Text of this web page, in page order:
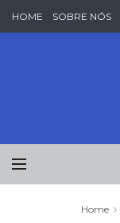
HOME SOBRE NÓS
Home